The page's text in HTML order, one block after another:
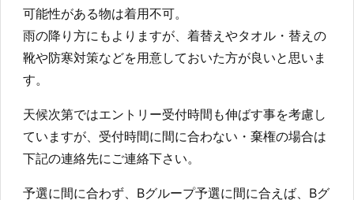
可能性がある物は着用不可。
雨の降り方にもよりますが、着替えやタオル・替えの
靴や防寒対策などを用意しておいた方が良いと思いま
す。
天候次第ではエントリー受付時間も伸ばす事を考慮し
ていますが、受付時間に間に合わない・棄権の場合は
下記の連絡先にご連絡下さい。
予選に間に合わず、Bグループ予選に間に合えば、Bグ